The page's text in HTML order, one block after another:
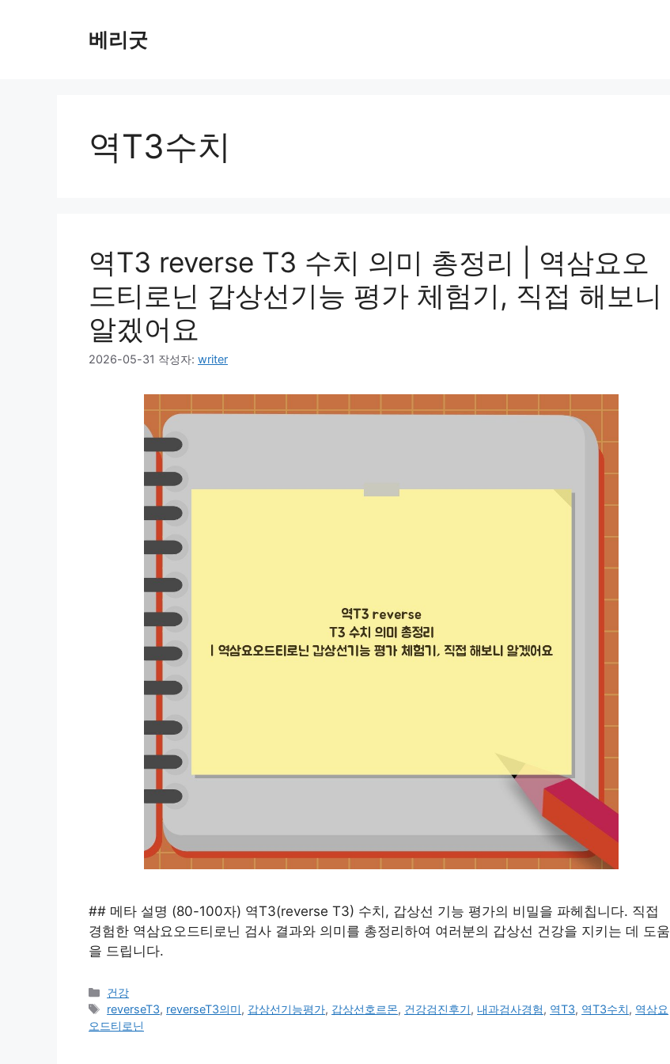
베리굿
역T3수치
역T3 reverse T3 수치 의미 총정리 | 역삼요오
드티로닌 갑상선기능 평가 체험기, 직접 해보니
알겠어요
2026-05-31 작성자: writer
## 메타 설명 (80-100자) 역T3(reverse T3) 수치, 갑상선 기능 평가의 비밀을 파헤칩니다. 직접
경험한 역삼요오드티로닌 검사 결과와 의미를 총정리하여 여러분의 갑상선 건강을 지키는 데 도움
을 드립니다.
카
테
고
건강
태
그
reverseT3, reverseT3의미, 갑상선기능평가, 갑상선호르몬, 건강검진후기, 내과검사경험, 역T3, 역T3수치, 역삼요
오드티로닌